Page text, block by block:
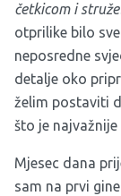
četkicom i
otprilike bilo
neposredne
detalje oko
želim postaviti
što je
Mjesec dana
sam na prvi